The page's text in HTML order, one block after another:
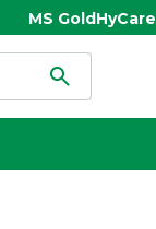
MS GoldHyCare